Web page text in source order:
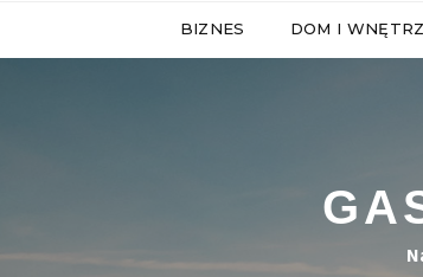
BIZNES DOM I